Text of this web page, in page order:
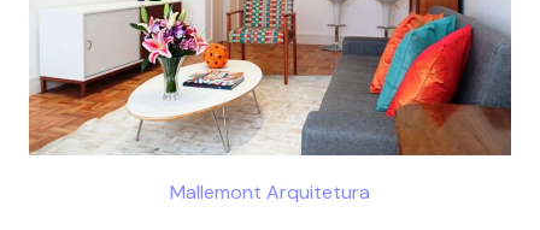
Mallemont Arquitetura